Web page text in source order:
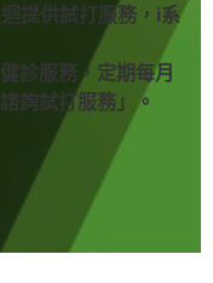
提供試打服務，i系
診服務，定期每月
詢試打服務」。